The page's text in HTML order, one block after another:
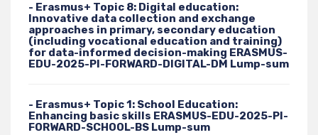
- Erasmus+ Topic 8: Digital education:
Innovative data collection and exchange
approaches in primary, secondary education
(including vocational education and training)
for data-informed decision-making ERASMUS-
EDU-2025-PI-FORWARD-DIGITAL-DM Lump-sum
- Erasmus+ Topic 1: School Education:
Enhancing basic skills ERASMUS-EDU-2025-PI-
FORWARD-SCHOOL-BS Lump-sum